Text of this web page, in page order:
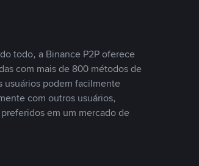
todo, a Binance P2P oferece
com mais de 800 métodos de
usuários podem facilmente
com outros usuários,
em um mercado de